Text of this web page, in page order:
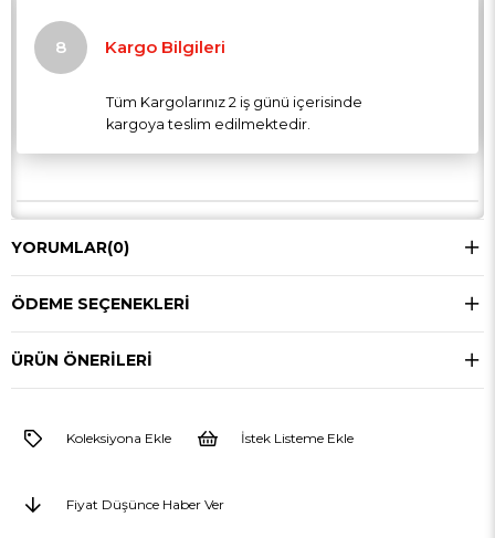
Kargo Bilgileri
Tüm Kargolarınız 2 iş günü içerisinde
kargoya teslim edilmektedir.
YORUMLAR(0)
ÖDEME SEÇENEKLERI
ÜRÜN ÖNERILERI
Koleksiyona Ekle İstek Listeme Ekle
Fiyat Düşünce Haber Ver